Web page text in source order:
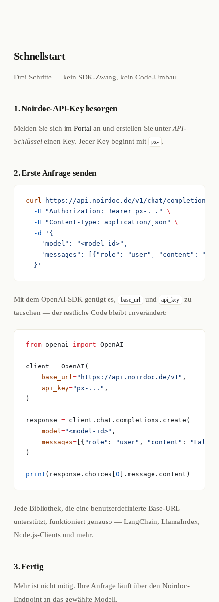
Schnellstart
Drei Schritte — kein SDK-Zwang, kein Code-Umbau.
1. Noirdoc-API-Key besorgen
Melden Sie sich im Portal an und erstellen Sie unter API-
Schlüssel einen Key. Jeder Key beginnt mit px- .
2. Erste Anfrage senden
curl https://api.noirdoc.de/v1/chat/completions
  -H
"Authorization: Bearer px-..."
\
  -H
"Content-Type: application/json"
\
  -d
'{
    "model": "<model-id>",
"messages": [{"role": "user", "content":
  }'
Mit dem OpenAI-SDK genügt es, base_url und api_key
zu
tauschen — der restliche Code bleibt unverändert:
from openai import OpenAI
client = OpenAI(
    base_url
="https://api.noirdoc.de/v1" ,
    api_key
="px-..." ,
)
response = client.chat.completions.create(
    model
="<model-id>" ,
    messages
= [{ "role" : "user" , "content" : "Hallo"
)
print (response.choices[ 0 ].message.content)
Jede Bibliothek, die eine benutzerdefinierte Base-URL
unterstützt, funktioniert genauso — LangChain, LlamaIndex,
Node.js-Clients und mehr.
3. Fertig
Mehr ist nicht nötig. Ihre Anfrage läuft über den Noirdoc-
Endpoint an das gewählte Modell.